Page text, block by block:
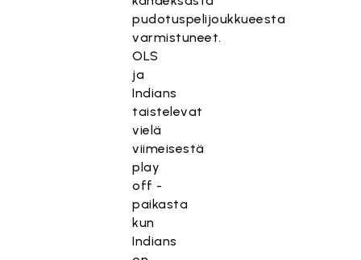
pudotuspelijoukkueesta
varmistuneet.
OLS
ja
Indians
taistelevat
vielä
viimeisestä
play
off -
paikasta
kun
Indians